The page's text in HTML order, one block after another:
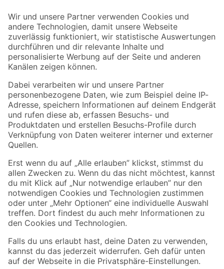
Der toom Newsletter: Keine Angebote und Aktionen mehr verpassen!
Zur Newsletter Anmeldung
Folge uns
Zahlungsarten Versandarten
Sicher einkaufen
Jetzt die toom-App herunterladen
Alle Preisangaben in EUR inkl. gesetzl. MwSt.. Die dargestellten Angebote sind unter
Umständen nicht in allen Märkten verfügbar. Die angegebenen Verfügbarkeiten beziehen